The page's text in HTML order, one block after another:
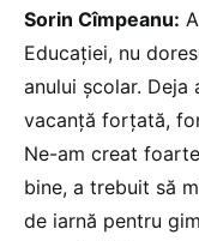
Sorin Cîmpeanu:
Educației, nu
anului școlar.
vacanță forțată,
Ne-am creat
bine, a trebuit să
de iarnă pentru